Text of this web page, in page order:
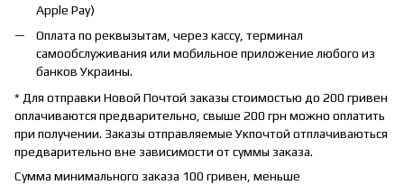
Apple Pay)
Оплата по реквызытам, через кассу, терминал
самообслуживания или мобильное приложение любого из
банков Украины.
* Для отправки Новой Почтой заказы стоимостью до 200 гривен
оплачиваются предварительно, свыше 200 грн можно оплатить
при получении. Заказы отправляемые Укпочтой отплачиваються
предварительно вне зависимости от суммы заказа.
Сумма минимального заказа 100 гривен, меньше